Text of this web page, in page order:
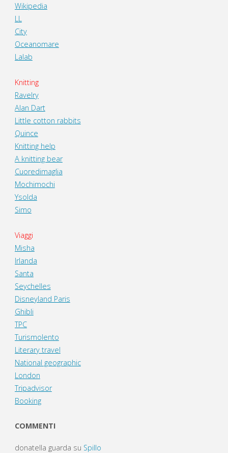
Wikipedia
LL
City
Oceanomare
Lalab
Knitting
Ravelry
Alan Dart
Little cotton rabbits
Quince
Knitting help
A knitting bear
Cuoredimaglia
Mochimochi
Ysolda
Simo
Viaggi
Misha
Irlanda
Santa
Seychelles
Disneyland Paris
Ghibli
TPC
Turismolento
Literary travel
National geographic
London
Tripadvisor
Booking
COMMENTI
donatella guarda su Spillo